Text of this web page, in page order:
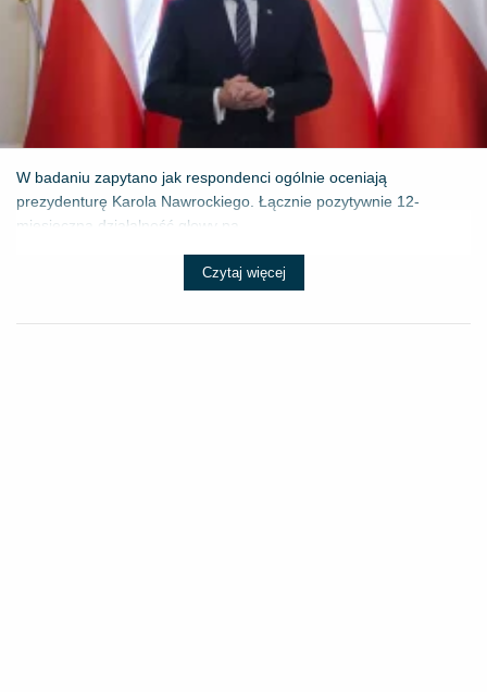
W badaniu zapytano jak respondenci ogólnie oceniają
prezydenturę Karola Nawrockiego. Łącznie pozytywnie 12-
miesięczną działalność głowy pa...
Czytaj więcej